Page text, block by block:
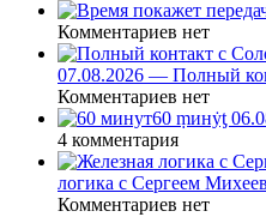
Комментариев нет
07.08.2026 — Полный
Комментариев нет
60 ṃинẏƫ
4 комментария
логика с Сергеем
Комментариев нет